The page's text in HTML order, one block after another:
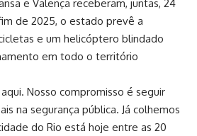
e Valença receberam, juntas, 24
de 2025, o estado prevê a
e um helicóptero blindado
em todo o território
Nosso compromisso é seguir
na segurança pública. Já colhemos
do Rio está hoje entre as 20